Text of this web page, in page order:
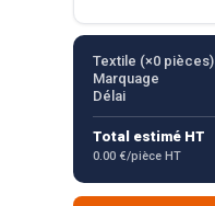
Textile (×0pièces)
Marquage
Délai
Total estimé HT
0.00 €/pièce HT